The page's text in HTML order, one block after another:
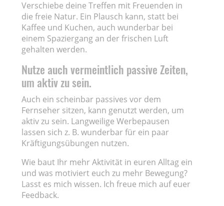
Verschiebe deine Treffen mit Freuenden in
die freie Natur. Ein Plausch kann, statt bei
Kaffee und Kuchen, auch wunderbar bei
einem Spaziergang an der frischen Luft
gehalten werden.
Nutze auch vermeintlich passive Zeiten,
um aktiv zu sein.
Auch ein scheinbar passives vor dem
Fernseher sitzen, kann genutzt werden, um
aktiv zu sein. Langweilige Werbepausen
lassen sich z. B. wunderbar für ein paar
Kräftigungsübungen nutzen.
Wie baut Ihr mehr Aktivität in euren Alltag ein
und was motiviert euch zu mehr Bewegung?
Lasst es mich wissen. Ich freue mich auf euer
Feedback.